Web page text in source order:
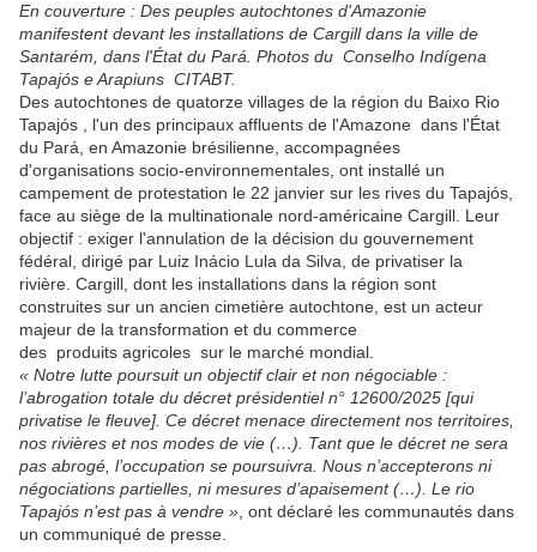
En couverture : Des peuples autochtones d'Amazonie
manifestent devant les installations de Cargill dans la ville de
Santarém, dans l'État du Pará. Photos du Conselho Indígena
Tapajós e Arapiuns CITABT.
Des autochtones de quatorze villages de la région du Baixo Rio
Tapajós , l'un des principaux affluents de l'Amazone dans l'État
du Pará, en Amazonie brésilienne, accompagnées
d'organisations socio-environnementales, ont installé un
campement de protestation le 22 janvier sur les rives du Tapajós,
face au siège de la multinationale nord-américaine Cargill. Leur
objectif : exiger l'annulation de la décision du gouvernement
fédéral, dirigé par Luiz Inácio Lula da Silva, de privatiser la
rivière. Cargill, dont les installations dans la région sont
construites sur un ancien cimetière autochtone, est un acteur
majeur de la transformation et du commerce
des produits agricoles sur le marché mondial.
« Notre lutte poursuit un objectif clair et non négociable :
l’abrogation totale du décret présidentiel n° 12600/2025 [qui
privatise le fleuve]. Ce décret menace directement nos territoires,
nos rivières et nos modes de vie (…). Tant que le décret ne sera
pas abrogé, l’occupation se poursuivra. Nous n’accepterons ni
négociations partielles, ni mesures d’apaisement (…). Le rio
Tapajós n’est pas à vendre » , ont déclaré les communautés dans
un communiqué de presse.